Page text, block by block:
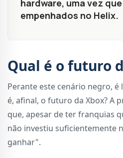
hardware, uma vez
empenhados no Helix.
Qual é o futuro
Perante este cenário negro,
é, afinal, o futuro da Xbox? A
que, apesar de ter franquias
não investiu suficientemente
ganhar".